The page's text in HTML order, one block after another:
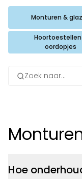
Monturen &
Hoortoestellen
oordopjes
Hoe